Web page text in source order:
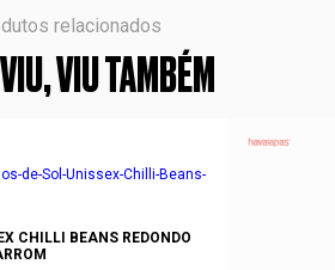
relacionados
VIU TAMBÉM
CHILLI BEANS REDONDO